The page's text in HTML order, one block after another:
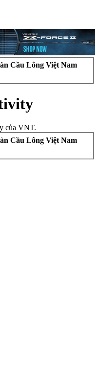
Cầu Lông Việt Nam
của VNT.
Cầu Lông Việt Nam